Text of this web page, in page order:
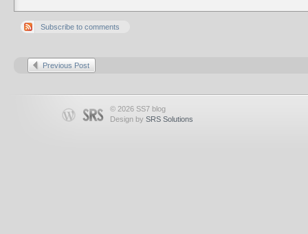
Subscribe to comments
Previous Post
© 2026 SS7 blog
Design by SRS Solutions